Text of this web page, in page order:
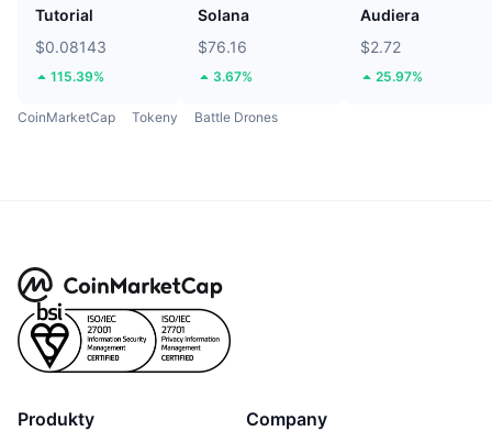
Tutorial
$0.08143
115.39%
Solana
$76.16
3.67%
Audiera
$2.72
25.97%
CoinMarketCap Tokeny Battle Drones
Produkty Company